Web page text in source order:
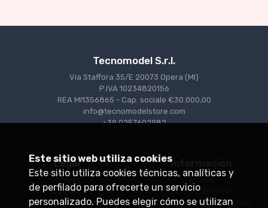
Tecnomodel S.r.l.
Via Staffora 35/E 20073 Opera (MI)
P.IVA 10234820156
REA MI1356865 - Cap. sociale €30.000,00
info@tecnomodelstore.com
+39 0257602982
Legal
Cookies
Condiciones de venta
Información
Puntos de venta
Conviértase en distribuidor
Este sitio web utiliza cookies
Este sitio utiliza cookies técnicas, analíticas y
de perfilado para ofrecerte un servicio
personalizado. Puedes elegir cómo se utilizan